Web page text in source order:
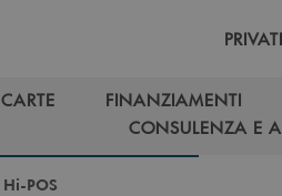
PRIVATI
CARTE
FINANZIAMENTI
FINANZIAMENTI
CONSULENZA E
CONSULENZA E
Hi-POS